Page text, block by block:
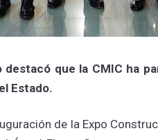
que la CMIC ha
Estado.
de la Expo